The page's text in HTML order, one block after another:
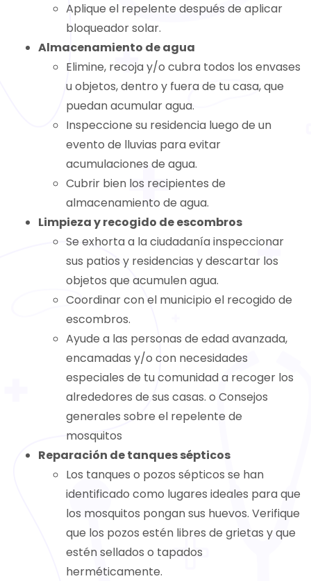
Aplique el repelente después de aplicar
bloqueador solar.
Almacenamiento de agua
Elimine, recoja y/o cubra todos los envases
u objetos, dentro y fuera de tu casa, que
puedan acumular agua.
Inspeccione su residencia luego de un
evento de lluvias para evitar
acumulaciones de agua.
Cubrir bien los recipientes de
almacenamiento de agua.
Limpieza y recogido de escombros
Se exhorta a la ciudadanía inspeccionar
sus patios y residencias y descartar los
objetos que acumulen agua.
Coordinar con el municipio el recogido de
escombros.
Ayude a las personas de edad avanzada,
encamadas y/o con necesidades
especiales de tu comunidad a recoger los
alrededores de sus casas. o Consejos
generales sobre el repelente de
mosquitos
Reparación de tanques sépticos
Los tanques o pozos sépticos se han
identificado como lugares ideales para que
los mosquitos pongan sus huevos. Verifique
que los pozos estén libres de grietas y que
estén sellados o tapados
herméticamente.